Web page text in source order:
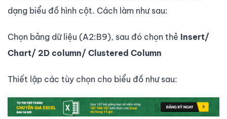
dạng biểu đồ hình cột. Cách làm như sau:
Chọn bảng dữ liệu (A2:B9), sau đó chọn thẻ Insert/
Chart/ 2D column/ Clustered Column
Thiết lập các tùy chọn cho biểu đồ như sau: